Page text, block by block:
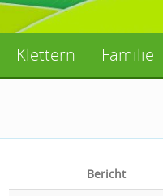
Klettern Familie
Bericht